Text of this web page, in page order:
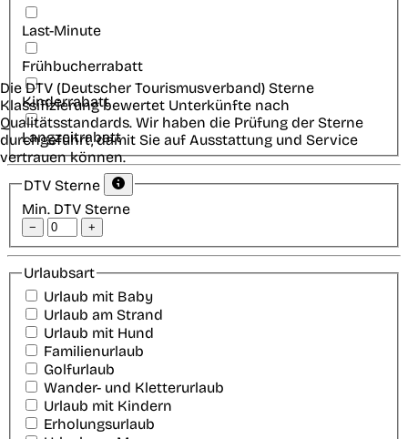
Last-Minute
Frühbucherrabatt
Kinderrabatt
Langzeitrabatt
DTV Sterne
Min. DTV Sterne
− +
Die DTV (Deutscher Tourismusverband) Sterne
Klassifizierung bewertet Unterkünfte nach
Qualitätsstandards. Wir haben die Prüfung der Sterne
durchgeführt, damit Sie auf Ausstattung und Service
vertrauen können.
Urlaubsart
Urlaub mit Baby
Urlaub am Strand
Urlaub mit Hund
Familienurlaub
Golfurlaub
Wander- und Kletterurlaub
Urlaub mit Kindern
Erholungsurlaub